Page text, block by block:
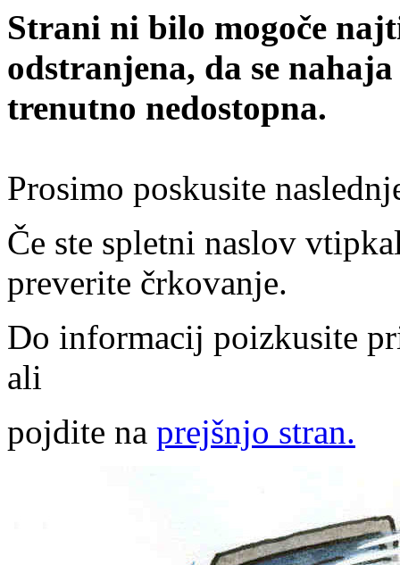
Strani ni bilo mogoče
odstranjena, da se
trenutno nedostopna.
Prosimo poskusite
Če ste spletni naslov
preverite črkovanje.
Do informacij poizkusite
ali
pojdite na prejšnjo stran.